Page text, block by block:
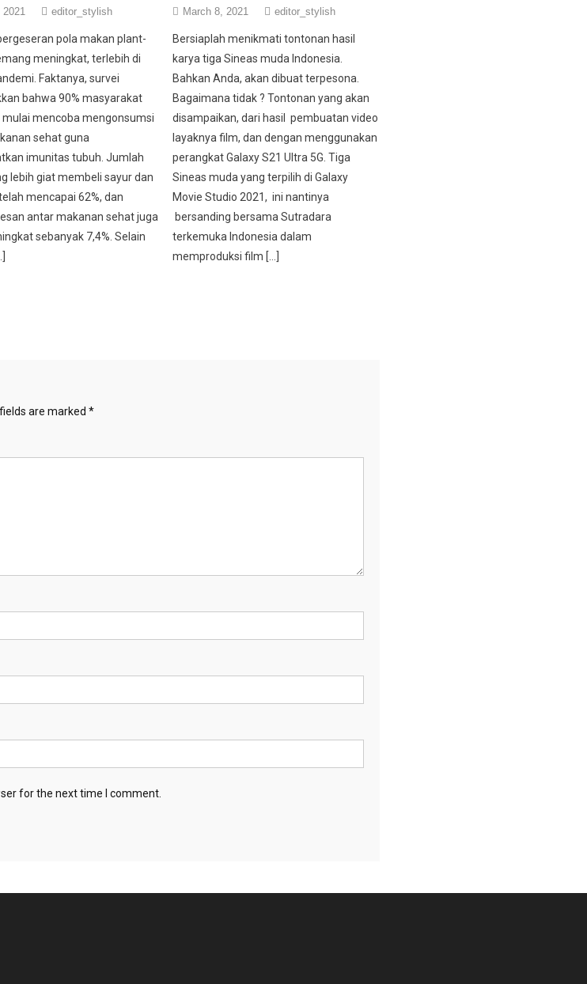
editor_stylish
pola makan plant-
meningkat, terlebih di
Faktanya, survei
bahwa 90% masyarakat
mulai mencoba mengonsumsi
sehat guna
imunitas tubuh. Jumlah
lebih giat membeli sayur dan
mencapai 62%, dan
antar makanan sehat juga
sebanyak 7,4%. Selain
March 8, 2021 editor_stylish
Bersiaplah menikmati tontonan hasil
karya tiga Sineas muda Indonesia.
Bahkan Anda, akan dibuat terpesona.
Bagaimana tidak ? Tontonan yang akan
disampaikan, dari hasil pembuatan video
layaknya film, dan dengan menggunakan
perangkat Galaxy S21 Ultra 5G. Tiga
Sineas muda yang terpilih di Galaxy
Movie Studio 2021, ini nantinya
bersanding bersama Sutradara
terkemuka Indonesia dalam
memproduksi film […]
are marked *
for the next time I comment.